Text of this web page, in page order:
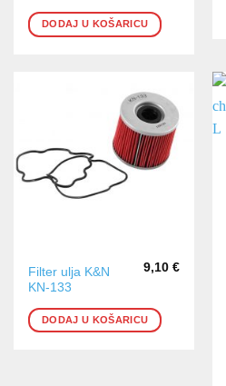
DODAJ U KOŠARICU
Filter ulja K&N
KN-133
9,10 €
DODAJ U KOŠARICU